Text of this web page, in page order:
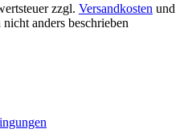
zzgl. Versandkosten und
anders beschrieben